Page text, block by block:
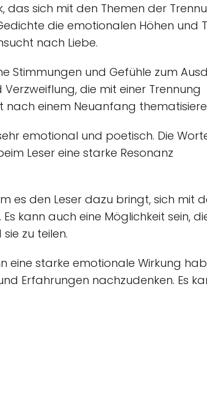
das sich mit den Themen der
die emotionalen Höhen und
nach Liebe.
Stimmungen und Gefühle zum
die mit einer Trennung
einem Neuanfang
emotional und poetisch. Die
Leser eine starke Resonanz
es den Leser dazu bringt, sich mit
kann auch eine Möglichkeit sein,
zu teilen.
eine starke emotionale Wirkung
Erfahrungen nachzudenken. Es